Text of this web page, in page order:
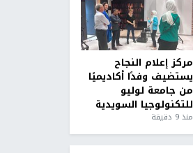
مركز إعلام النجاح
يستضيف وفدًا أكاديميًا
من جامعة لوليو
للتكنولوجيا السويدية
منذ 9 دقيقة